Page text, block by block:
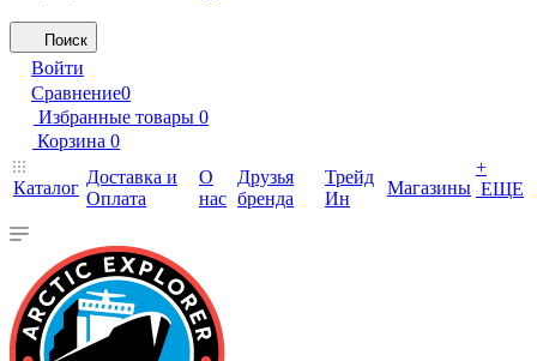
Поиск
Войти
Сравнение0
Избранные товары 0
Корзина 0
Каталог
Доставка и
Оплата
О
нас
Друзья
бренда
Трейд
Ин
Магазины
+
ЕЩЕ